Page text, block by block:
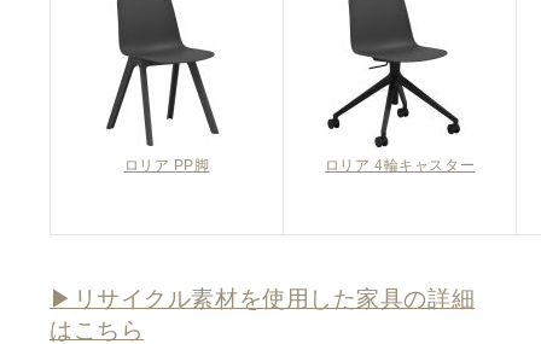
ロリア PP脚 ロリア 4輪キャスター
▶リサイクル素材を使用した家具の詳細
はこちら